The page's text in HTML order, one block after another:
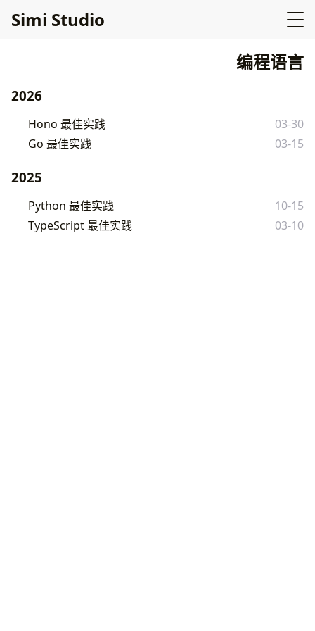
Simi Studio
编程语言
2026
Hono 最佳实践
03-30
Go 最佳实践
03-15
2025
Python 最佳实践
10-15
TypeScript 最佳实践
03-10